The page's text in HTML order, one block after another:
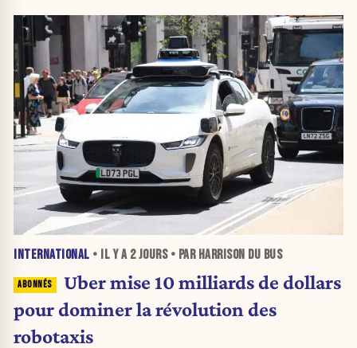
INTERNATIONAL • IL Y A 2 JOURS• PAR HARRISON DU BUS
Uber mise 10 milliards de dollars
pour dominer la révolution des
robotaxis